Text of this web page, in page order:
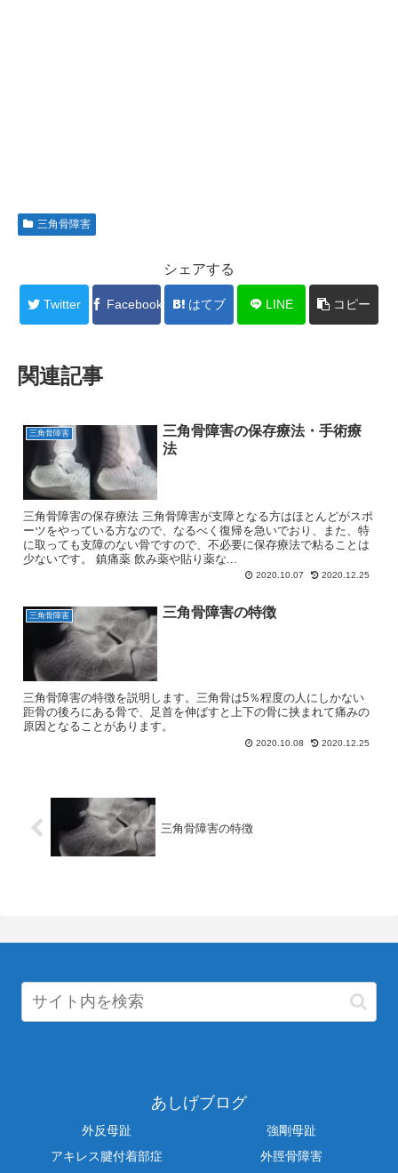
三角骨障害
シェアする
Twitter Facebook はてブ LINE コピー
関連記事
三角骨障害
三角骨障害の保存療法・手術療
法
三角骨障害の保存療法 三角骨障害が支障となる方はほとんどがスポ
ーツをやっている方なので、なるべく復帰を急いでおり、また、特
に取っても支障のない骨ですので、不必要に保存療法で粘ることは
少ないです。 鎮痛薬 飲み薬や貼り薬な...
2020.10.07 2020.12.25
三角骨障害 三角骨障害の特徴
三角骨障害の特徴を説明します。三角骨は5％程度の人にしかない
距骨の後ろにある骨で、足首を伸ばすと上下の骨に挟まれて痛みの
原因となることがあります。
2020.10.08 2020.12.25
三角骨障害の特徴
あしげブログ
外反母趾
強剛母趾
アキレス腱付着部症
外脛骨障害